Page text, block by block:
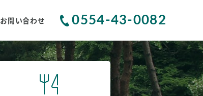
お問い合わせ 0554-43-0082